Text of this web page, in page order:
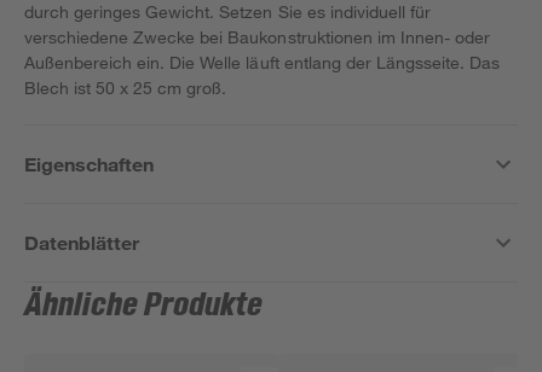
durch geringes Gewicht. Setzen Sie es individuell für
verschiedene Zwecke bei Baukonstruktionen im Innen- oder
Außenbereich ein. Die Welle läuft entlang der Längsseite. Das
Blech ist 50 x 25 cm groß.
Eigenschaften
Datenblätter
Ähnliche Produkte